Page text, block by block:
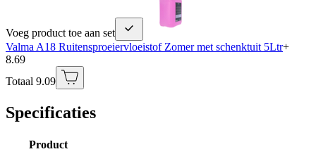
Voeg product toe aan set
Valma A18 Ruitensproeiervloeistof Zomer met schenktuit 5Ltr+
8.69
Totaal 9.09
Specificaties
Product